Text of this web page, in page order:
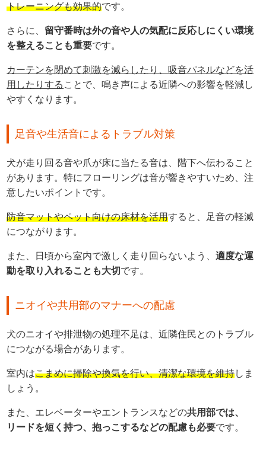
トレーニングも効果的です。
さらに、 留守番時は外の音や人の気配に反応しにくい環境
を整えることも重要です。
カーテンを閉めて刺激を減らしたり、吸音パネルなどを活
用したりする ことで、鳴き声による近隣への影響を軽減し
やすくなります。
足音や生活音によるトラブル対策
犬が走り回る音や爪が床に当たる音は、階下へ伝わること
があります。特にフローリングは音が響きやすいため、注
意したいポイントです。
防音マットやペット向けの床材を活用すると、足音の軽減
につながります。
また、日頃から室内で激しく走り回らないよう、適度な運
動を取り入れることも大切 です。
ニオイや共用部のマナーへの配慮
犬のニオイや排泄物の処理不足は、近隣住民とのトラブル
につながる場合があります。
室内はこまめに掃除や換気を行い、清潔な環境を維持しま
しょう。
また、エレベーターやエントランスなどの共用部では、
リードを短く持つ、抱っこするなどの配慮も必要です。